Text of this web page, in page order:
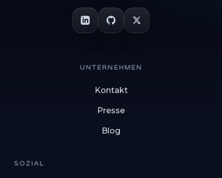
UNTERNEHMEN
Kontakt
Presse
Blog
SOZIAL